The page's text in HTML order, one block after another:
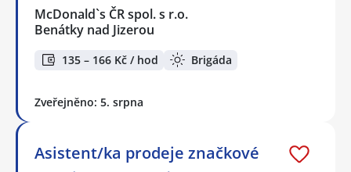
McDonald`s ČR spol. s r.o.
Benátky nad Jizerou
135 – 166 Kč / hod Brigáda
Zveřejněno: 5. srpna
Asistent/ka prodeje značkové